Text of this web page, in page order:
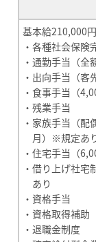
基本給210,000
・各種社会保険
・通勤手当（全
・出向手当（客
・食事手当（
・残業手当
・家族手当（
月）※規定あ
・住宅手当（
・借り上げ社
あり
・資格手当
・資格取得補助
・退職金制度